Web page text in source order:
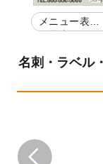
メニュー表・
お品書き
名刺・ラベル